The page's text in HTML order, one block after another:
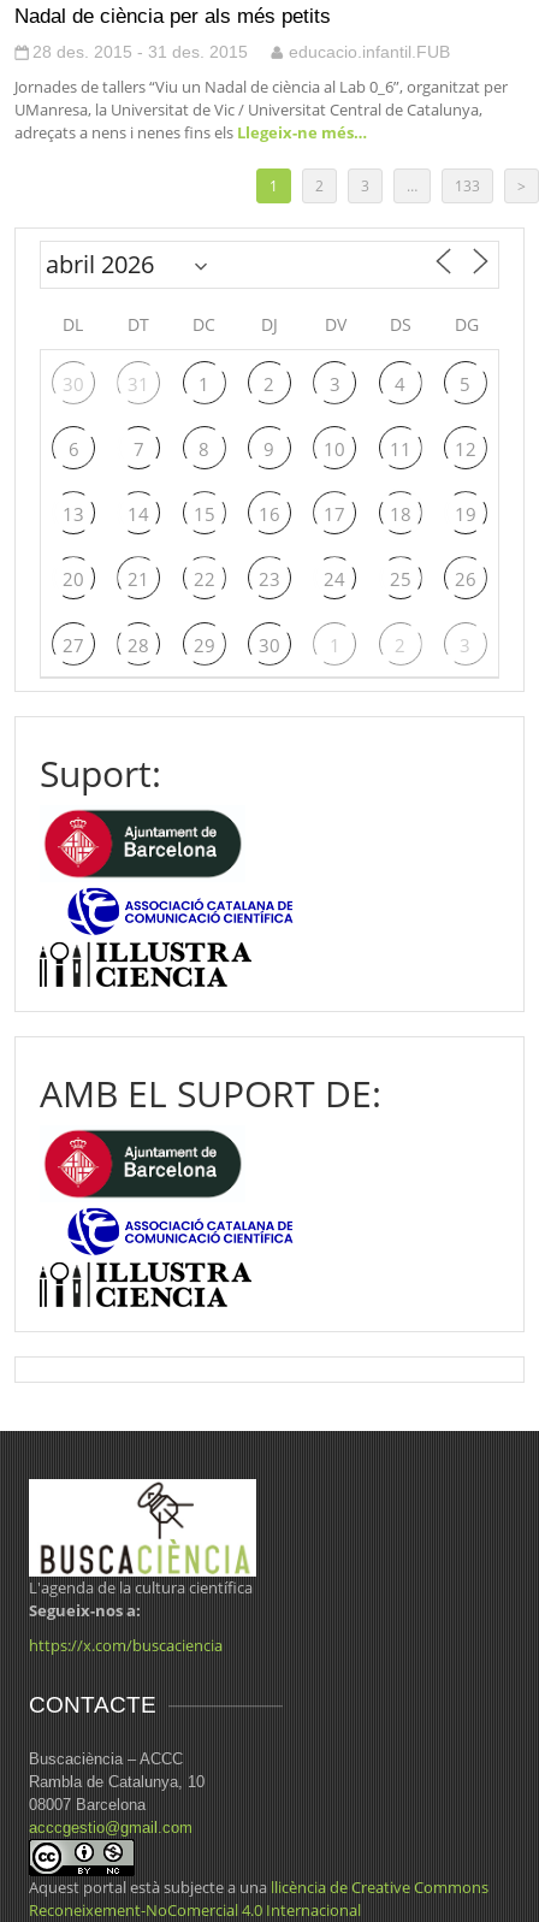
Nadal de ciència per als més petits
28 des. 2015 - 31 des. 2015 educacio.infantil.FUB
Jornades de tallers “Viu un Nadal de ciència al Lab 0_6”, organitzat per
UManresa, la Universitat de Vic / Universitat Central de Catalunya,
adreçats a nens i nenes fins els Llegeix-ne més…
1 2 3 … 133 >
DL DT DC DJ DV DS DG
30 31 1 2 3 4 5
6 7 8 9 10 11 12
13 14 15 16 17 18 19
20 21 22 23 24 25 26
27 28 29 30 1 2 3
Suport:
AMB EL SUPORT DE:
L'agenda de la cultura científica
Segueix-nos a:
https://x.com/buscaciencia
CONTACTE
Buscaciència – ACCC
Rambla de Catalunya, 10
08007 Barcelona
acccgestio@gmail.com
Aquest portal està subjecte a una llicència de Creative Commons
Reconeixement-NoComercial 4.0 Internacional